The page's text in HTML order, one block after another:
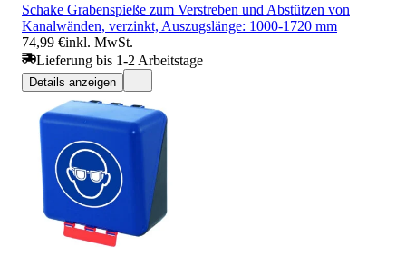
Schake Grabenspieße zum Verstreben und Abstützen von
Kanalwänden, verzinkt, Auszugslänge: 1000-1720 mm
74,99 €inkl. MwSt.
Lieferung bis 1-2 Arbeitstage
Details anzeigen